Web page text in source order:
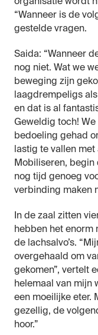
“Wanneer is de
gestelde vragen.
Saida: “Wanneer
nog niet. Wat we
beweging zijn
laagdrempeligs
en dat is al
Geweldig toch!
bedoeling gehad
lastig te vallen
Mobiliseren, begin
nog tijd genoeg
verbinding maken
In de zaal zitten
hebben het enorm
de lachsalvo’s.
overgehaald om
gekomen”, vertelt
helemaal van mijn
een moeilijke eter.
gezellig, de
hoor.”